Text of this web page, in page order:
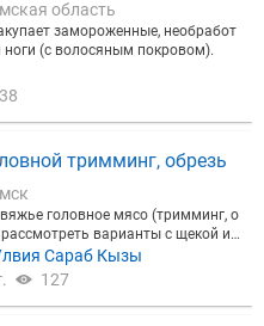
область
замороженные, необработ
(с волосяным покровом).
тримминг, обрезь
головное мясо (тримминг, о
варианты с щекой и
цена с НДС, оплата по счету, док
ументы Меркурий. Все предложения по телефону.
Сараб Кызы
127